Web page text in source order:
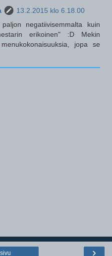
13.2.2015 klo 6.18.00
negatiivisemmalta kuin
erikoinen" :D Mekin
jopa se
›